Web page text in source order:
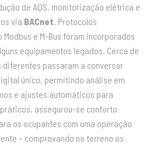
de AQS, monitorização elétrica e
via BACnet . Protocolos
e M-Bus foram incorporados
equipamentos legados. Cerca de
diferentes passaram a conversar
único, permitindo análise em
e ajustes automáticos para
assegurou-se conforto
os ocupantes com uma operação
– comprovando no terreno os